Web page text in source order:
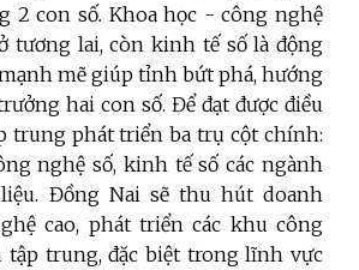
2 con số. Khoa học - công nghệ
tương lai, còn kinh tế số là động
mẽ giúp tỉnh bứt phá, hướng
hai con số. Để đạt được điều
trung phát triển ba trụ cột chính:
nghệ số, kinh tế số các ngành
Đồng Nai sẽ thu hút doanh
cao, phát triển các khu công
trung, đặc biệt trong lĩnh vực